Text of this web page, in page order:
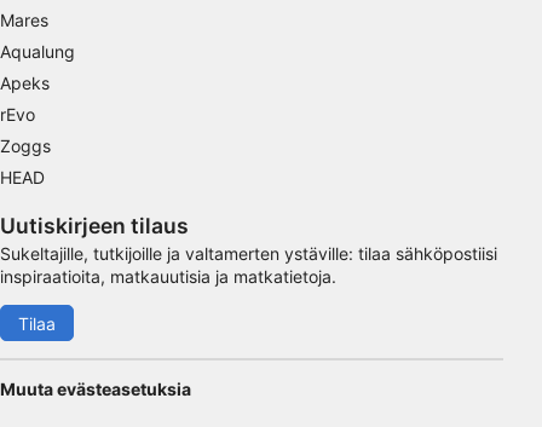
Mares
Aqualung
Apeks
rEvo
Zoggs
HEAD
Uutiskirjeen tilaus
Sukeltajille, tutkijoille ja valtamerten ystäville: tilaa sähköpostiisi
inspiraatioita, matkauutisia ja matkatietoja.
Tilaa
Muuta evästeasetuksia